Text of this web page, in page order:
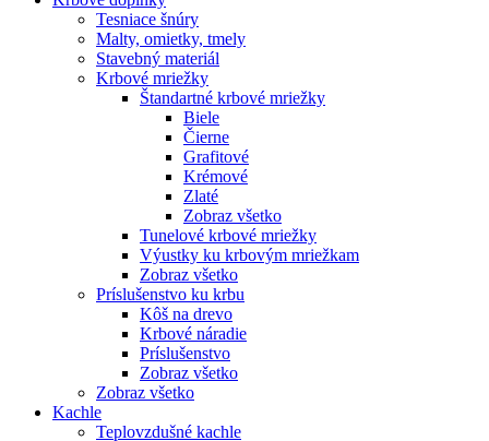
Tesniace šnúry
Malty, omietky, tmely
Stavebný materiál
Krbové mriežky
Štandartné krbové mriežky
Biele
Čierne
Grafitové
Krémové
Zlaté
Zobraz všetko
Tunelové krbové mriežky
Výustky ku krbovým mriežkam
Zobraz všetko
Príslušenstvo ku krbu
Kôš na drevo
Krbové náradie
Príslušenstvo
Zobraz všetko
Zobraz všetko
Kachle
Teplovzdušné kachle